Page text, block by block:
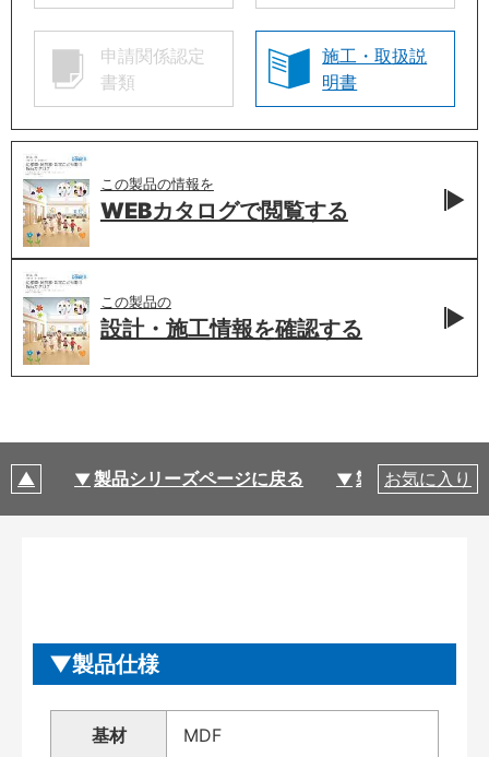
申請関係認定
書類
施工・取扱説
明書
この製品の情報を
WEBカタログで閲覧する
この製品の
設計・施工情報を確認する
製品シリーズページに戻る 製品仕様
お気に入り
製品仕様
基材 MDF